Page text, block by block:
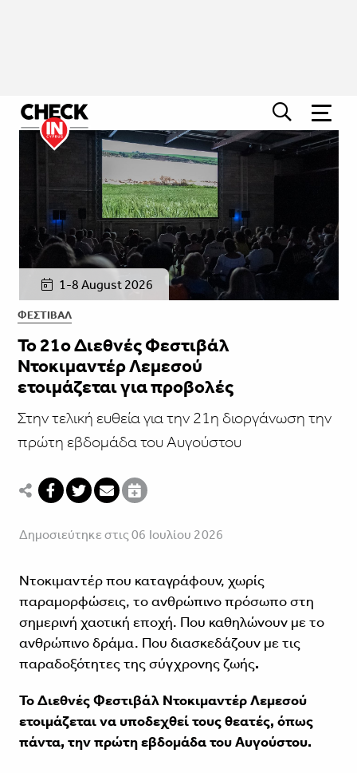
1-8 August 2026
ΦΕΣΤΙΒΑΛ
Το 21o Διεθνές Φεστιβάλ
Ντοκιμαντέρ Λεμεσού
ετοιμάζεται για προβολές
Στην τελική ευθεία για την 21η διοργάνωση την
πρώτη εβδομάδα του Αυγούστου
Δημοσιεύτηκε στις 06 Ιουλίου 2026
Ντοκιμαντέρ που καταγράφουν, χωρίς
παραμορφώσεις, το ανθρώπινο πρόσωπο στη
σημερινή χαοτική εποχή. Που καθηλώνουν με το
ανθρώπινο δράμα. Που διασκεδάζουν με τις
παραδοξότητες της σύγχρονης ζωής.
Το Διεθνές Φεστιβάλ Ντοκιμαντέρ Λεμεσού
ετοιμάζεται να υποδεχθεί τους θεατές, όπως
πάντα, την πρώτη εβδομάδα του Αυγούστου.